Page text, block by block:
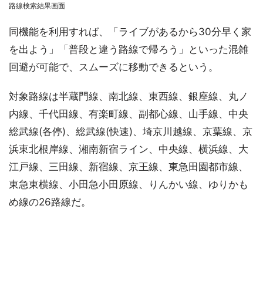
路線検索結果画面
同機能を利用すれば、「ライブがあるから30分早く家
を出よう」「普段と違う路線で帰ろう」といった混雑
回避が可能で、スムーズに移動できるという。
対象路線は半蔵門線、南北線、東西線、銀座線、丸ノ
内線、千代田線、有楽町線、副都心線、山手線、中央
総武線(各停)、総武線(快速)、埼京川越線、京葉線、京
浜東北根岸線、湘南新宿ライン、中央線、横浜線、大
江戸線、三田線、新宿線、京王線、東急田園都市線、
東急東横線、小田急小田原線、りんかい線、ゆりかも
め線の26路線だ。